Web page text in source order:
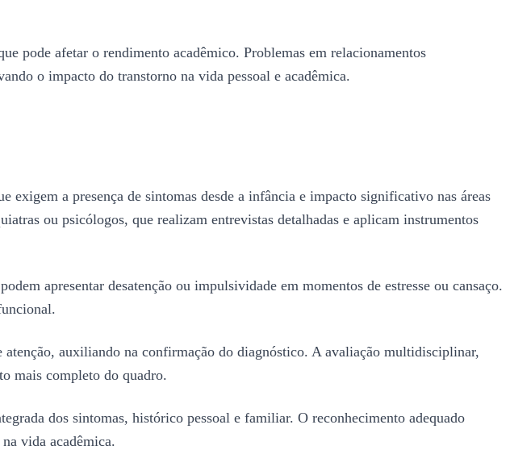
pode afetar o rendimento acadêmico. Problemas em relacionamentos
o impacto do transtorno na vida pessoal e acadêmica.
a presença de sintomas desde a infância e impacto significativo nas áreas
ou psicólogos, que realizam entrevistas detalhadas e aplicam instrumentos
apresentar desatenção ou impulsividade em momentos de estresse ou cansaço.
auxiliando na confirmação do diagnóstico. A avaliação multidisciplinar,
mais completo do quadro.
dos sintomas, histórico pessoal e familiar. O reconhecimento adequado
vida acadêmica.